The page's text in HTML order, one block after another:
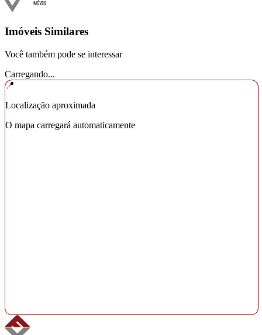
Imóveis Similares
Você também pode se interessar
Carregando...
📍
Localização aproximada
O mapa carregará automaticamente